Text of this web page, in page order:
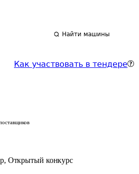
Найти машины
Как участвовать в тендере
, Открытый конкурс